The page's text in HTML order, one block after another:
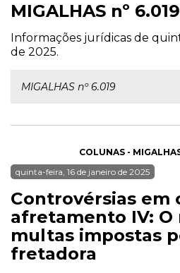
MIGALHAS nº 6.019
Informações jurídicas de
de 2025.
MIGALHAS nº 6.019
COLUNAS -
quinta-feira, 16 de janeiro de 2025
Controvérsias em
afretamento IV: O
multas impostas
fretadora